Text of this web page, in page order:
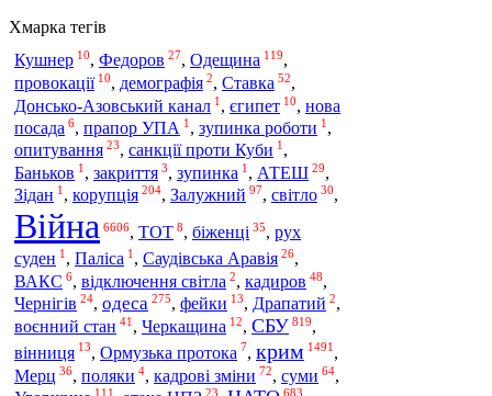
Хмарка тегів
Кушнер 10, Федоров 27, Одещина 119,
провокації 10, демографія 2, Ставка 52,
Донсько-Азовський канал 1 , єгипет 10, нова
посада 6, прапор УПА 1 , зупинка роботи 1 ,
опитування 23, санкції проти Куби 1 ,
Баньков 1 , закриття 3, зупинка 1 , АТЕШ 29,
Зідан 1 , корупція 204, Залужний 97, світло 30,
Війна 6606, ТОТ 8, біженці 35, рух
суден 1 , Паліса 1 , Саудівська Аравія 26,
ВАКС 6, відключення світла 2, кадиров 48,
Чернігів 24, одеса 275, фейки 13, Драпатий 2,
воєнний стан 41 , Черкащина 12, СБУ 819,
вінниця 13, Ормузька протока 7, крим 1491 ,
Мерц 36, поляки 4, кадрові зміни 72, суми 64,
111 23 683